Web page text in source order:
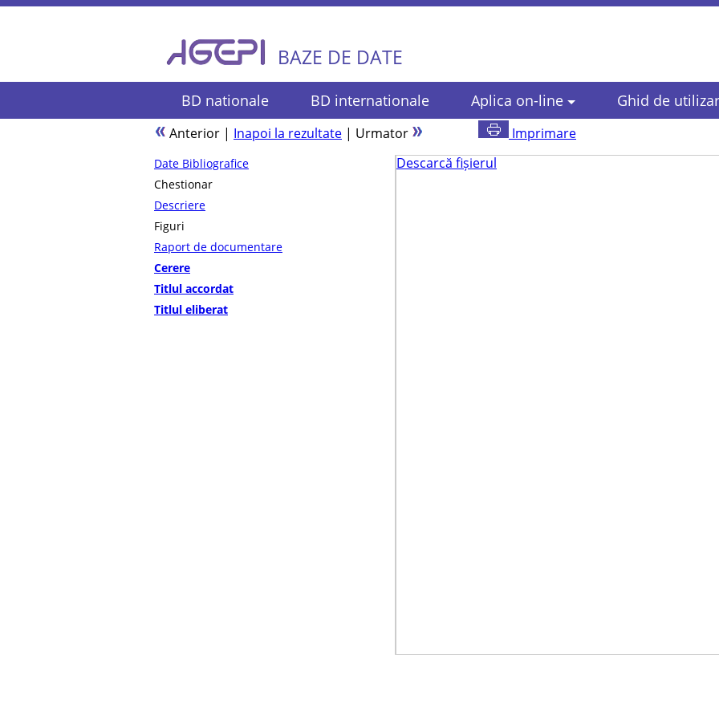
BAZE DE DATE
BD nationale BD internationale Aplica on-line Ghid de
Anterior | Inapoi la rezultate | Urmator Imprimare
Date Bibliografice
Chestionar
Descriere
Figuri
Raport de documentare
Cerere
Titlul accordat
Titlul eliberat
Descarcă fișierul